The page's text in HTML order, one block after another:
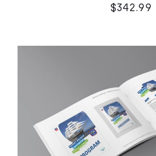
$342.99
Oceniono
5.00na 5
DODAJ DO
SZCZEGÓŁY